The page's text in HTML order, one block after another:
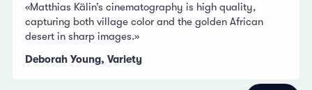
«Matthias Kälin’s cinematography is high quality,
capturing both village color and the golden African
desert in sharp images.»
Deborah Young, Variety